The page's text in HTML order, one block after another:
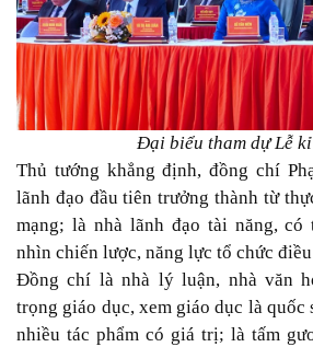
Đại biểu tham dự Lễ
Thủ tướng khẳng định, đồng chí
lãnh đạo đầu tiên trưởng thành từ
mạng; là nhà lãnh đạo tài năng,
nhìn chiến lược, năng lực tổ chức
Đồng chí là nhà lý luận, nhà văn
trọng giáo dục, xem giáo dục là quốc
nhiều tác phẩm có giá trị; là tấm